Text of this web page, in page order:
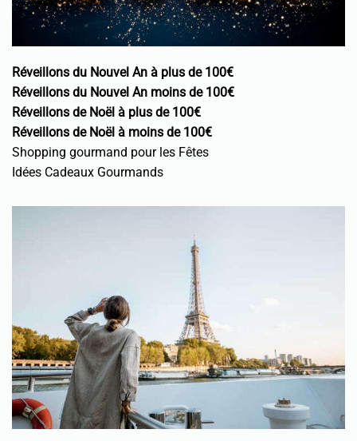
Réveillons du Nouvel An à plus de 100€
Réveillons du Nouvel An moins de 100€
Réveillons de Noël à plus de 100€
Réveillons de Noël à moins de 100€
Shopping gourmand pour les Fêtes
Idées Cadeaux Gourmands